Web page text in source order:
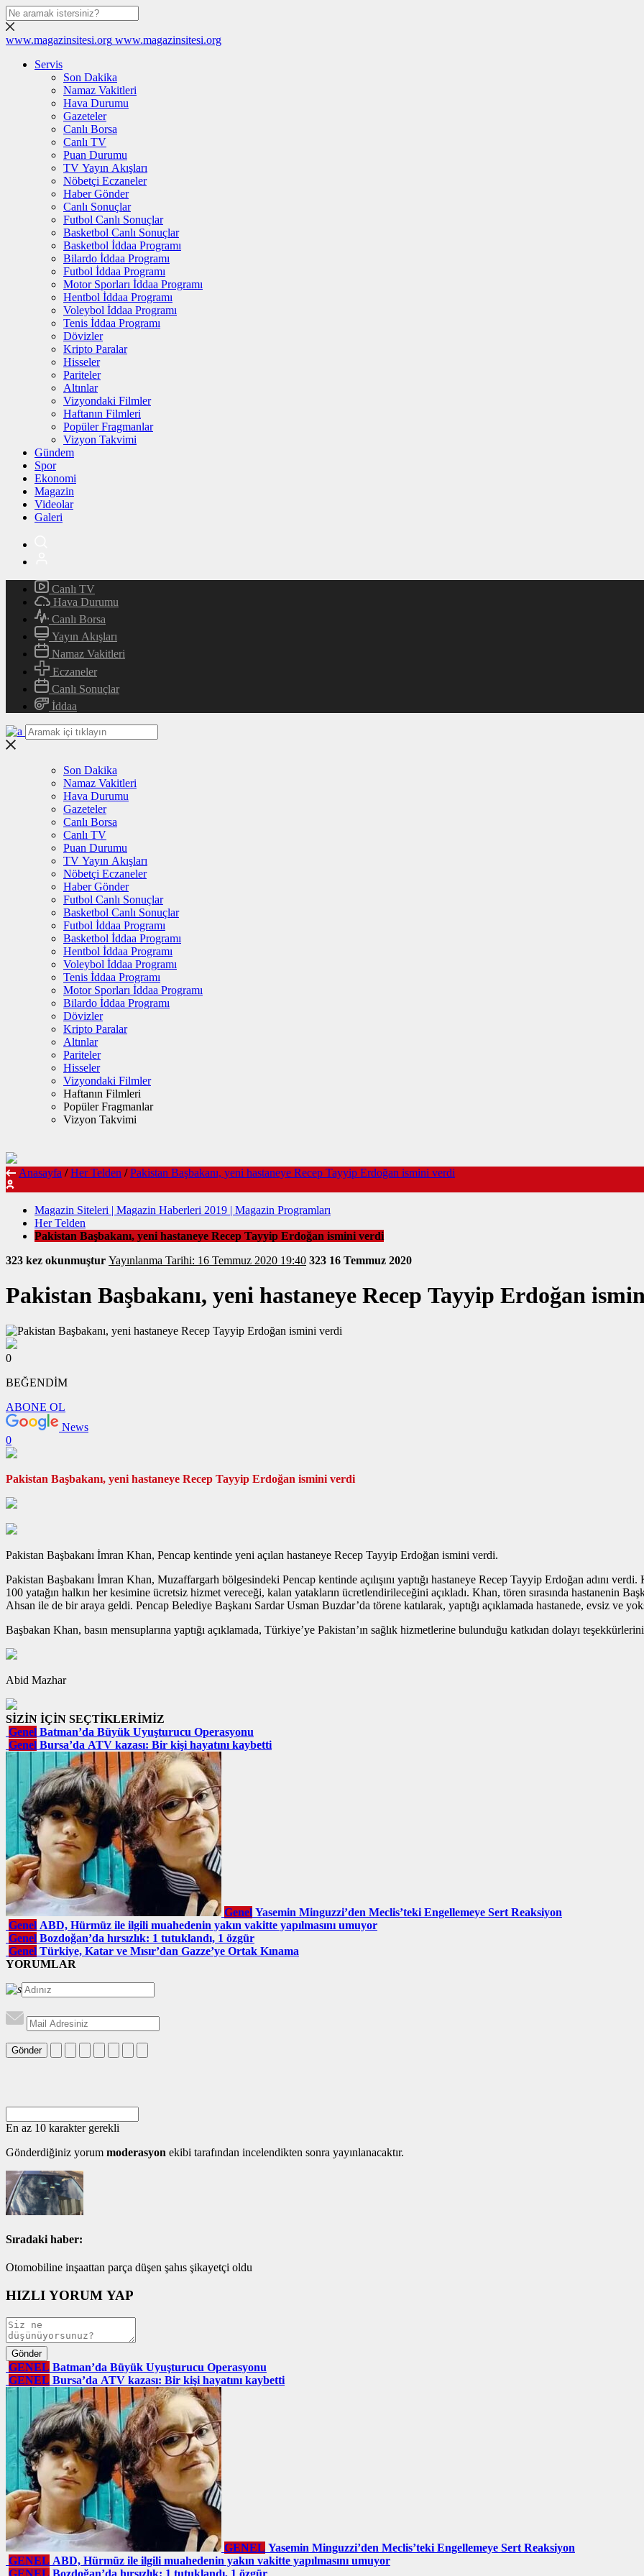
www.magazinsitesi.org www.magazinsitesi.org
Servis
Son Dakika
Namaz Vakitleri
Hava Durumu
Gazeteler
Canlı Borsa
Canlı TV
Puan Durumu
TV Yayın Akışları
Nöbetçi Eczaneler
Haber Gönder
Canlı Sonuçlar
Futbol Canlı Sonuçlar
Basketbol Canlı Sonuçlar
Basketbol İddaa Programı
Bilardo İddaa Programı
Futbol İddaa Programı
Motor Sporları İddaa Programı
Hentbol İddaa Programı
Voleybol İddaa Programı
Tenis İddaa Programı
Dövizler
Kripto Paralar
Hisseler
Pariteler
Altınlar
Vizyondaki Filmler
Haftanın Filmleri
Popüler Fragmanlar
Vizyon Takvimi
Gündem
Spor
Ekonomi
Magazin
Videolar
Galeri
Canlı TV
Hava Durumu
Canlı Borsa
Yayın Akışları
Namaz Vakitleri
Eczaneler
Canlı Sonuçlar
İddaa
Son Dakika
Namaz Vakitleri
Hava Durumu
Gazeteler
Canlı Borsa
Canlı TV
Puan Durumu
TV Yayın Akışları
Nöbetçi Eczaneler
Haber Gönder
Futbol Canlı Sonuçlar
Basketbol Canlı Sonuçlar
Futbol İddaa Programı
Basketbol İddaa Programı
Hentbol İddaa Programı
Voleybol İddaa Programı
Tenis İddaa Programı
Motor Sporları İddaa Programı
Bilardo İddaa Programı
Dövizler
Kripto Paralar
Altınlar
Pariteler
Hisseler
Vizyondaki Filmler
Haftanın Filmleri
Popüler Fragmanlar
Vizyon Takvimi
Anasayfa / Her Telden / Pakistan Başbakanı, yeni hastaneye Recep Tayyip Erdoğan ismini verdi
Magazin Siteleri | Magazin Haberleri 2019 | Magazin Programları
Her Telden
Pakistan Başbakanı, yeni hastaneye Recep Tayyip Erdoğan ismini verdi
323 kez okunmuştur
Yayınlanma Tarihi: 16 Temmuz 2020 19:40 323 16 Temmuz 2020
Pakistan Başbakanı, yeni hastaneye Recep Tayyip Erdoğan
0
BEĞENDİM
ABONE OL
News
0
Pakistan Başbakanı, yeni hastaneye Recep Tayyip Erdoğan ismini verdi
Pakistan Başbakanı İmran Khan, Pencap kentinde yeni açılan hastaneye Recep Tayyip Erdoğan ismini verdi.
Pakistan Başbakanı İmran Khan, Muzaffargarh bölgesindeki Pencap kentinde açılışını yaptığı hastaneye Recep Tayyip Erdoğan adını
100 yatağın halkın her kesimine ücretsiz hizmet vereceği, kalan yatakların ücretlendirileceğini açıkladı. Khan, tören sırasında hastanenin
Ahsan ile de bir araya geldi. Pencap Belediye Başkanı Sardar Usman Buzdar’da törene katılarak, yaptığı açıklamada hastanede, evsiz ve
Başbakan Khan, basın mensuplarına yaptığı açıklamada, Türkiye’ye Pakistan’ın sağlık hizmetlerine bulunduğu katkıdan dolayı
Abid Mazhar
SİZİN İÇİN SEÇTİKLERİMİZ
Genel Batman’da Büyük Uyuşturucu Operasyonu
Genel Bursa’da ATV kazası: Bir kişi hayatını kaybetti
Genel Yasemin Minguzzi’den Meclis’teki Engellemeye Sert Reaksiyon
Genel ABD, Hürmüz ile ilgili muahedenin yakın vakitte yapılmasını umuyor
Genel Bozdoğan’da hırsızlık: 1 tutuklandı, 1 özgür
Genel Türkiye, Katar ve Mısır’dan Gazze’ye Ortak Kınama
YORUMLAR
Gönder
En az 10 karakter gerekli
Gönderdiğiniz yorum moderasyon ekibi tarafından incelendikten sonra yayınlanacaktır.
Sıradaki haber:
Otomobiline inşaattan parça düşen şahıs şikayetçi oldu
HIZLI YORUM YAP
GENEL Batman’da Büyük Uyuşturucu Operasyonu
GENEL Bursa’da ATV kazası: Bir kişi hayatını kaybetti
GENEL Yasemin Minguzzi’den Meclis’teki Engellemeye Sert Reaksiyon
GENEL ABD, Hürmüz ile ilgili muahedenin yakın vakitte yapılmasını umuyor
GENEL Bozdoğan’da hırsızlık: 1 tutuklandı, 1 özgür